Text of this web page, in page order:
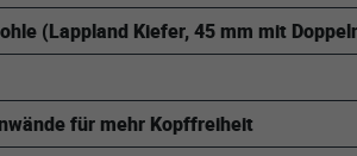
(Lappland Kiefer, 45 mm mit
für mehr Kopffreiheit